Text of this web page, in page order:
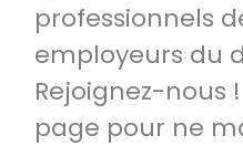
professionnels
employeurs du
Rejoignez-nous
page pour ne